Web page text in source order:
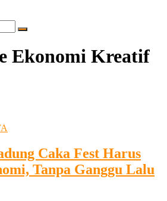
Ekonomi Kreatif
Caka Fest Harus
Tanpa Ganggu Lalu